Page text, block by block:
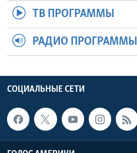
ТВ ПРОГРАММЫ
РАДИО ПРОГРАММЫ
СОЦИАЛЬНЫЕ СЕТИ